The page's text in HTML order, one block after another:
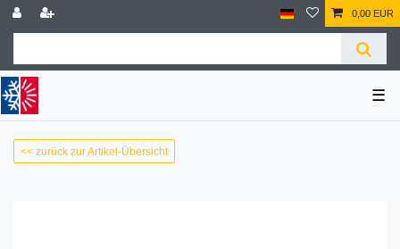
0,00 EUR
☰
<< zurück zur Artikel-Übersicht